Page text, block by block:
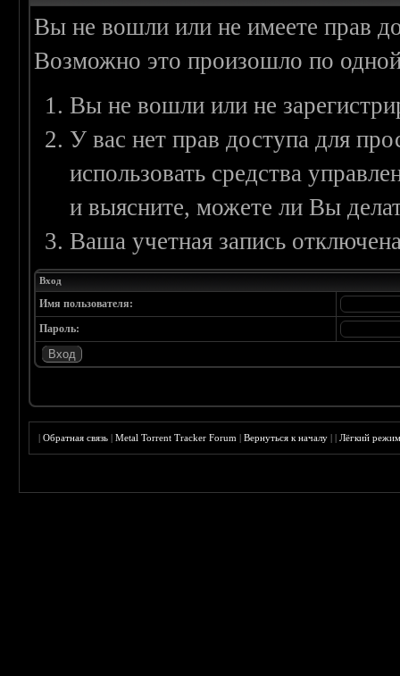
Вы не вошли или не имеете прав
Возможно это произошло по
Вы не вошли или не
У вас нет прав доступа для
использовать средства
и выясните, можете ли Вы
Ваша учетная запись
Вход
Имя пользователя:
Пароль:
|Обратная связь |Metal Torrent Tracker Forum |Вернуться к началу ||Лёгкий